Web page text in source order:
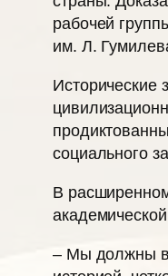
рабочей
им. Л.
Исторические
социального
В
– Мы должны